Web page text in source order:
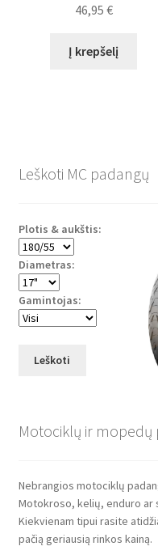
46,95 €
Į krepšelį
Leškoti MC padangų
Plotis & aukštis:
Diametras:
Gamintojas:
Leškoti
Motociklų ir mopedų
Nebrangios motociklų
Motokroso, kelių, enduro
Kiekvienam tipui rasite
pačią geriausią rinkos kainą.